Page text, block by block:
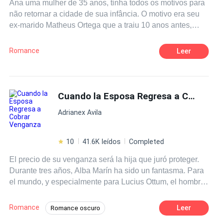
Ana uma mulher de 35 anos, tinha todos os motivos para
não retornar a cidade de sua infância. O motivo era seu
ex-marido Matheus Ortega que a traiu 10 anos antes,
Retorno acaba por revelar segredos do passado , e
também uma Vigança de alguém que nem mesmo Ana e
depois de tudo o que aconteceu no passado os 2
conseguiram superar essa situação e voltar.
Romance Leer
Cuando la Esposa Regresa a Cobrar Venganza
Adrianex Avila
10 41.6K leídos Completed
El precio de su venganza será la hija que juró proteger.
Durante tres años, Alba Marín ha sido un fantasma. Para
el mundo, y especialmente para Lucius Ottum, el hombre
Lo que él nunca supo es que se fue llevando un secreto:
su hija, Alicia, cuya leucemia ahora las tiene a ambas
Romance Romance oscuro Leer